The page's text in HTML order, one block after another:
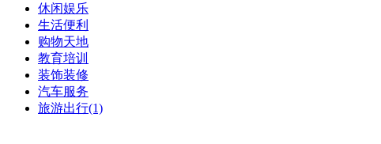
休闲娱乐
生活便利
购物天地
教育培训
装饰装修
汽车服务
旅游出行(1)